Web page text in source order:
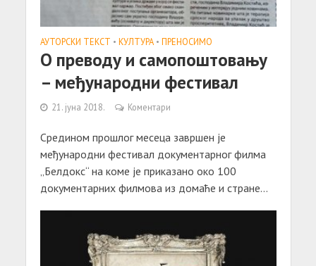
АУТОРСКИ ТЕКСТ • КУЛТУРА • ПРЕНОСИМО
О преводу и самопоштовању
– међународни фестивал
21. јуна 2018. Коментари
Средином прошлог месеца завршен је
међународни фестивал документарног филма
„Белдокс“ на коме је приказано око 100
документарних филмова из домаће и стране...